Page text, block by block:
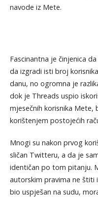
navode iz Mete.
Fascinantna je činjenica
da izgradi isti broj
danu, no ogromna je
dok je Threads uspio
mjesečnih korisnika Mete,
korištenjem postojećih
Mnogi su nakon prvog
sličan Twitteru, a da je
identičan po tom pitanju.
autorskim pravima ne
bio uspješan na sudu,